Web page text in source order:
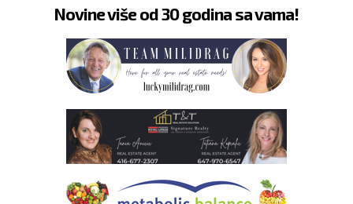
Novine više od 30 godina sa vama!